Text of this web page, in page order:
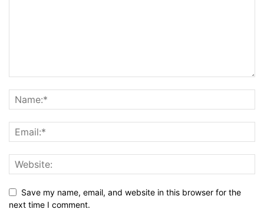
Save my name, email, and website in this browser for the
next time I comment.